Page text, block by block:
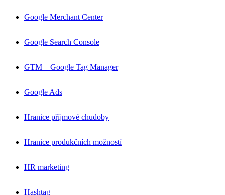
Google Merchant Center
Google Search Console
GTM – Google Tag Manager
Google Ads
Hranice příjmové chudoby
Hranice produkčních možností
HR marketing
Hashtag